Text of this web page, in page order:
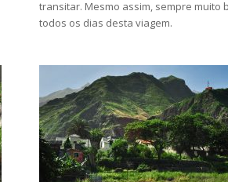
transitar. Mesmo assim, sempre muito
todos os dias desta viagem.